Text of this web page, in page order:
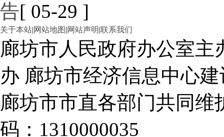
告[ 05-29 ]
关于本站|网站地图 |网站声明|联系我们
廊坊市人民政府办公室
办 廊坊市经济信息中心建
廊坊市市直各部门共同
码：1310000035